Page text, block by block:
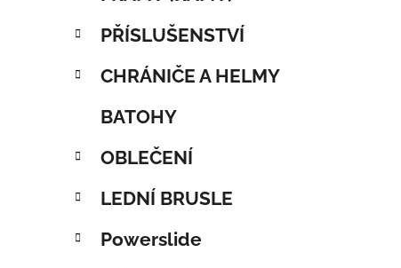
PŘÍSLUŠENSTVÍ
CHRÁNIČE A HELMY
BATOHY
OBLEČENÍ
LEDNÍ BRUSLE
Powerslide